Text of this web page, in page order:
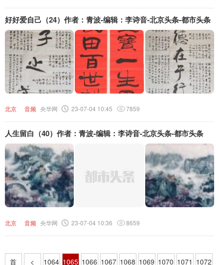
好好爱自己（24）作者：青波-编辑：李诗音-北京头条-都市头条
北京 音频 央华网 23-07-04 10:45 7859
人生留白（40）作者：青波-编辑：李诗音-北京头条-都市头条
北京 音频 央华网 23-07-04 10:36 8659
首 < 1064 1065 1066 1067 1068 1069 1070 1071 1072